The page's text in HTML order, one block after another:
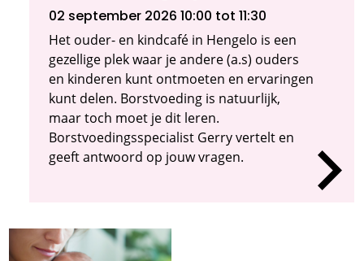
02 september 2026 10:00 tot 11:30
Het ouder- en kindcafé in Hengelo is een
gezellige plek waar je andere (a.s) ouders
en kinderen kunt ontmoeten en ervaringen
kunt delen. Borstvoeding is natuurlijk,
maar toch moet je dit leren.
Borstvoedingsspecialist Gerry vertelt en
geeft antwoord op jouw vragen.